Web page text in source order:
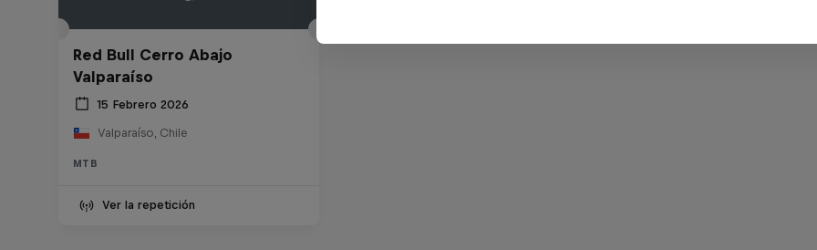
Red Bull Cerro Abajo
Valparaíso
15 Febrero 2026
Valparaíso, Chile
MTB
Ver la repetición